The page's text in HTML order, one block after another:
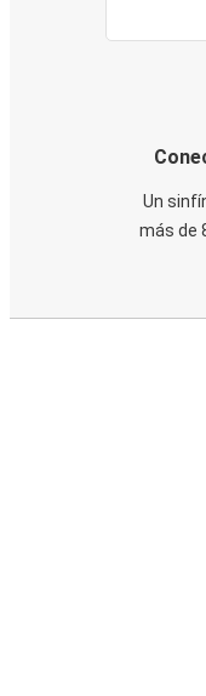
Un
más de